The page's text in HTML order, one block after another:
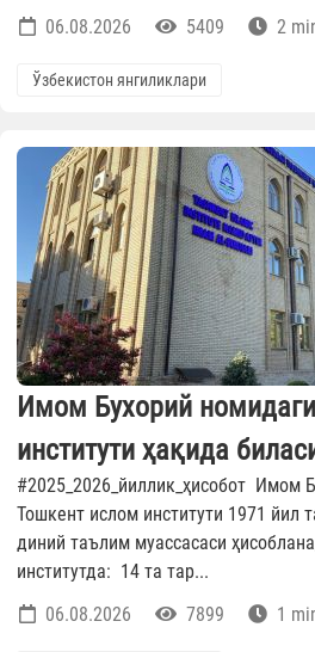
06.08.2026
5409 2
Ўзбекистон янгиликлари
Имом Бухорий
институти ҳақида
#2025_2026_йиллик_ҳисобот Имом
Тошкент ислом институти 1971 йил
диний таълим муассасаси
институтда: 14 та тар...
06.08.2026
7899 1